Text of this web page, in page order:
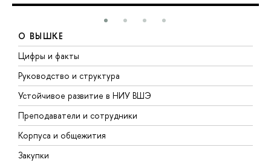
О ВЫШКЕ
Цифры и факты
Руководство и структура
Устойчивое развитие в НИУ ВШЭ
Преподаватели и сотрудники
Корпуса и общежития
Закупки